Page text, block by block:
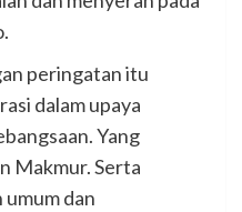
peringatan itu
dalam upaya
Yang
Makmur. Serta
dan